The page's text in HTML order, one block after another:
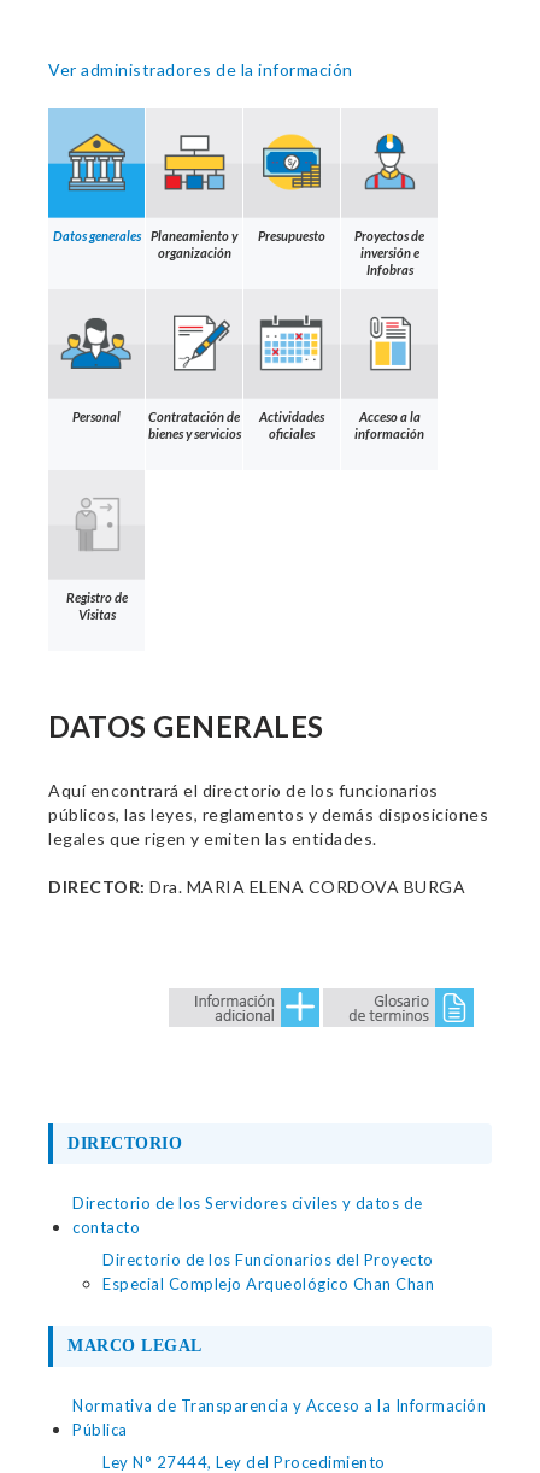
Ver administradores de la información
Datos generales
Planeamiento y
organización
Presupuesto
Proyectos de
inversión e
Infobras
Personal
Contratación de
bienes y servicios
Actividades
oficiales
Acceso a la
información
Registro de
Visitas
DATOS GENERALES
Aquí encontrará el directorio de los funcionarios
públicos, las leyes, reglamentos y demás disposiciones
legales que rigen y emiten las entidades.
DIRECTOR: Dra. MARIA ELENA CORDOVA BURGA
DIRECTORIO
Directorio de los Servidores civiles y datos de
contacto
Directorio de los Funcionarios del Proyecto
Especial Complejo Arqueológico Chan Chan
MARCO LEGAL
Normativa de Transparencia y Acceso a la Información
Pública
Ley N° 27444, Ley del Procedimiento